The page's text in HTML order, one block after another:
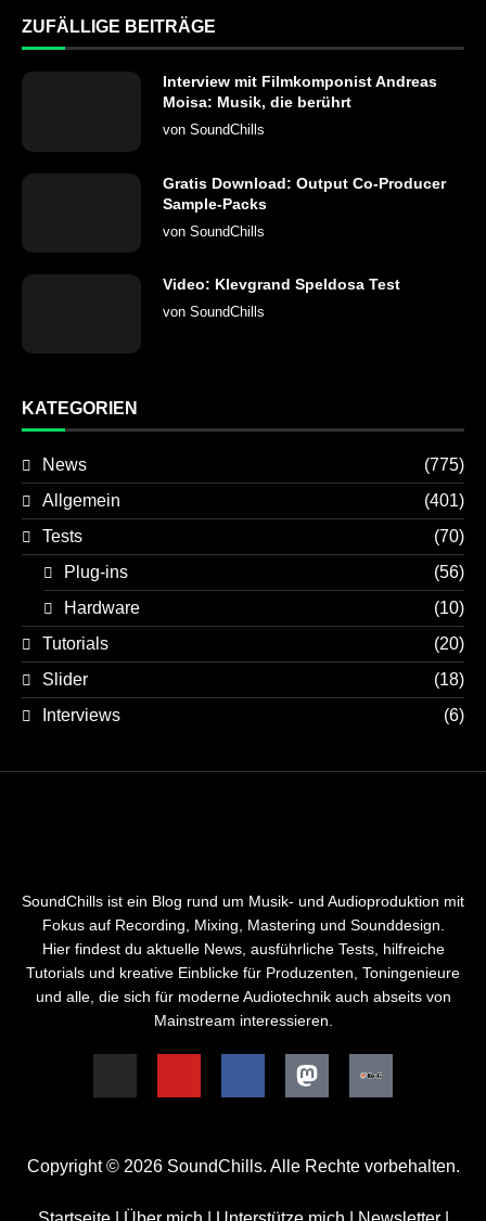
ZUFÄLLIGE BEITRÄGE
Interview mit Filmkomponist Andreas
Moisa: Musik, die berührt
von SoundChills
Gratis Download: Output Co-Producer
Sample-Packs
von SoundChills
Video: Klevgrand Speldosa Test
von SoundChills
KATEGORIEN
News
(775)
Allgemein
(401)
Tests
(70)
Plug-ins
(56)
Hardware
(10)
Tutorials
(20)
Slider
(18)
Interviews
(6)
SoundChills ist ein Blog rund um Musik- und Audioproduktion mit
Fokus auf Recording, Mixing, Mastering und Sounddesign.
Hier findest du aktuelle News, ausführliche Tests, hilfreiche
Tutorials und kreative Einblicke für Produzenten, Toningenieure
und alle, die sich für moderne Audiotechnik auch abseits von
Mainstream interessieren.
Copyright © 2026 SoundChills. Alle Rechte vorbehalten.